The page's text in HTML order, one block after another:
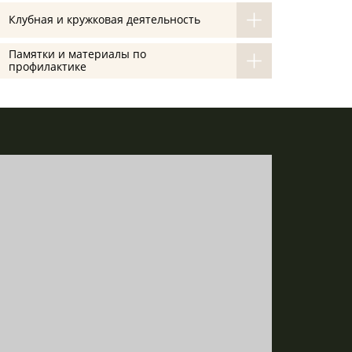
Клубная и кружковая деятельность
Памятки и материалы по
профилактике